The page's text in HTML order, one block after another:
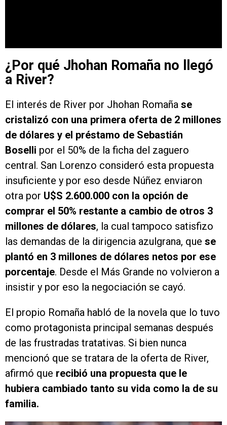
¿Por qué Jhohan Romaña no llegó
a River?
El interés de River por Jhohan Romaña se
cristalizó con una primera oferta de 2 millones
de dólares y el préstamo de Sebastián
Boselli por el 50% de la ficha del zaguero
central. San Lorenzo consideró esta propuesta
insuficiente y por eso desde Núñez enviaron
otra por U$S 2.600.000 con la opción de
comprar el 50% restante a cambio de otros 3
millones de dólares, la cual tampoco satisfizo
las demandas de la dirigencia azulgrana, que se
plantó en 3 millones de dólares netos por ese
porcentaje. Desde el Más Grande no volvieron a
insistir y por eso la negociación se cayó.
El propio Romaña habló de la novela que lo tuvo
como protagonista principal semanas después
de las frustradas tratativas. Si bien nunca
mencionó que se tratara de la oferta de River,
afirmó que recibió una propuesta que le
hubiera cambiado tanto su vida como la de su
familia.